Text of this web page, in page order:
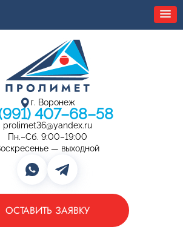
г. Воронеж
407–68–58
prolimet36@yandex.ru
Пн.–Сб. 9:00–19:00
— выходной
ОСТАВИТЬ ЗАЯВКУ